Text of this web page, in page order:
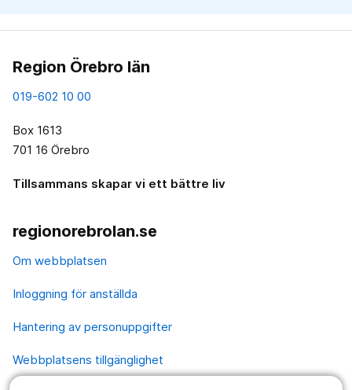
Region Örebro län
019-602 10 00
Box 1613
701 16 Örebro
Tillsammans skapar vi ett bättre liv
regionorebrolan.se
Om webbplatsen
Inloggning för anställda
Hantering av personuppgifter
Webbplatsens tillgänglighet